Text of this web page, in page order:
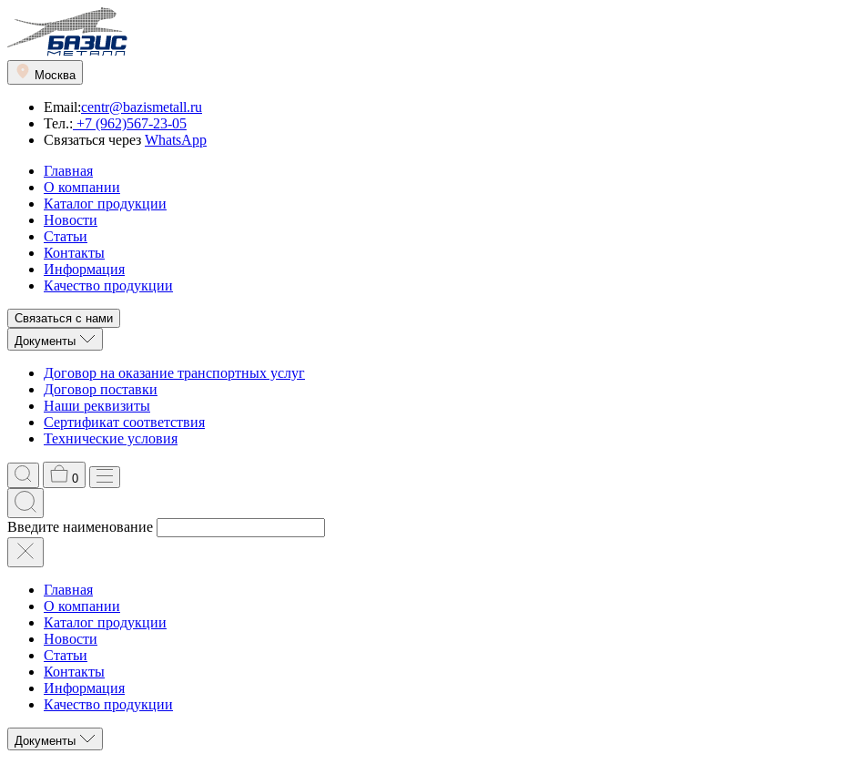
Москва
Email:centr@bazismetall.ru
Тел.: +7 (962)567-23-05
Связаться через WhatsApp
Главная
О компании
Каталог продукции
Новости
Статьи
Контакты
Информация
Качество продукции
Связаться с нами
Документы
Договор на оказание транспортных услуг
Договор поставки
Наши реквизиты
Сертификат соответствия
Технические условия
0
Введите наименование
Главная
О компании
Каталог продукции
Новости
Статьи
Контакты
Информация
Качество продукции
Документы